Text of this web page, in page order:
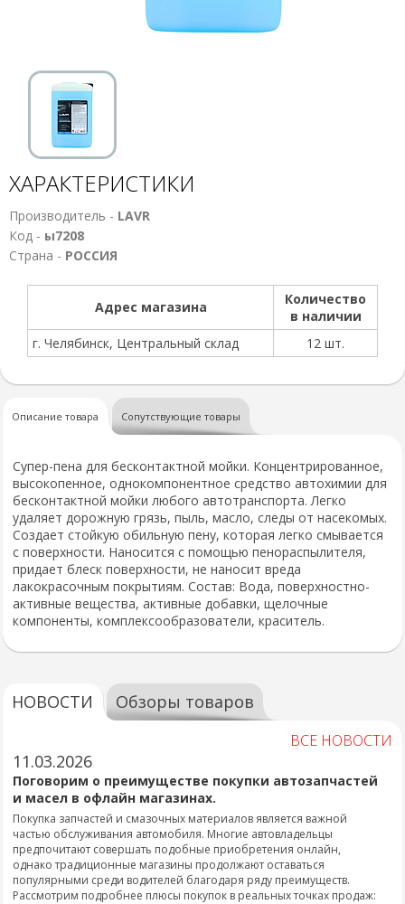
ХАРАКТЕРИСТИКИ
Производитель - LAVR
Код - ы7208
Страна - РОССИЯ
Адрес магазина
Количество
в наличии
г. Челябинск, Центральный склад
12 шт.
Описание товара Сопутствующие товары
Супер-пена для бесконтактной мойки. Концентрированное,
высокопенное, однокомпонентное средство автохимии для
бесконтактной мойки любого автотранспорта. Легко
удаляет дорожную грязь, пыль, масло, следы от насекомых.
Создает стойкую обильную пену, которая легко смывается
с поверхности. Наносится с помощью пенораспылителя,
придает блеск поверхности, не наносит вреда
лакокрасочным покрытиям. Состав: Вода, поверхностно-
активные вещества, активные добавки, щелочные
компоненты, комплексообразователи, краситель.
НОВОСТИ Обзоры товаров
ВСЕ НОВОСТИ
11.03.2026
Поговорим о преимуществе покупки автозапчастей
и масел в офлайн магазинах.
Покупка запчастей и смазочных материалов является важной
частью обслуживания автомобиля. Многие автовладельцы
предпочитают совершать подобные приобретения онлайн,
однако традиционные магазины продолжают оставаться
популярными среди водителей благодаря ряду преимуществ.
Рассмотрим подробнее плюсы покупок в реальных точках продаж: